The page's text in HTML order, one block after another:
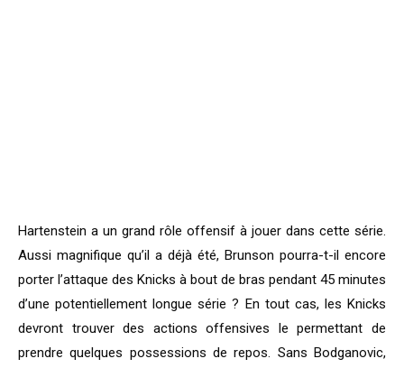
Hartenstein a un grand rôle offensif à jouer dans cette série.
Aussi magnifique qu’il a déjà été, Brunson pourra-t-il encore
porter l’attaque des Knicks à bout de bras pendant 45 minutes
d’une potentiellement longue série ? En tout cas, les Knicks
devront trouver des actions offensives le permettant de
prendre quelques possessions de repos. Sans Bodganovic,